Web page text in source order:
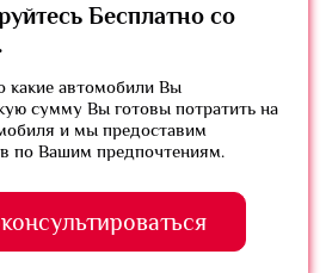
Бесплатно со
какие автомобили Вы
сумму Вы готовы потратить на
и мы предоставим
по Вашим предпочтениям.